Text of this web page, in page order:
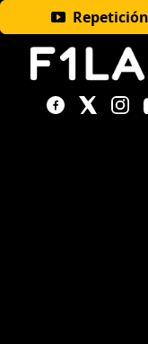
Repetición